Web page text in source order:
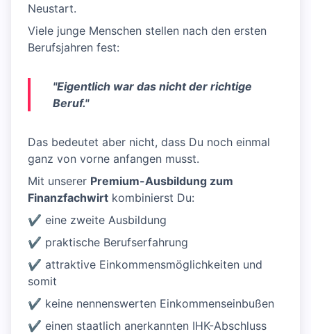
Neustart.
Viele junge Menschen stellen nach den ersten
Berufsjahren fest:
"Eigentlich war das nicht der richtige
Beruf."
Das bedeutet aber nicht, dass Du noch einmal
ganz von vorne anfangen musst.
Mit unserer Premium-Ausbildung zum
Finanzfachwirt kombinierst Du:
✔ eine zweite Ausbildung
✔ praktische Berufserfahrung
✔ attraktive Einkommensmöglichkeiten und
somit
✔ keine nennenswerten Einkommenseinbußen
✔ einen staatlich anerkannten IHK-Abschluss